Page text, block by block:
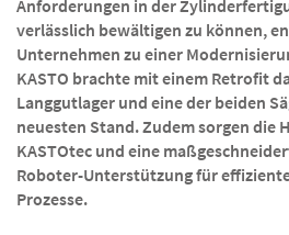
Anforderungen in der
verlässlich bewältigen zu können,
Unternehmen zu einer
KASTO brachte mit einem Retrofit
Langgutlager und eine der beiden
neuesten Stand. Zudem sorgen die
KASTOtec und eine
Roboter-Unterstützung für
Prozesse.